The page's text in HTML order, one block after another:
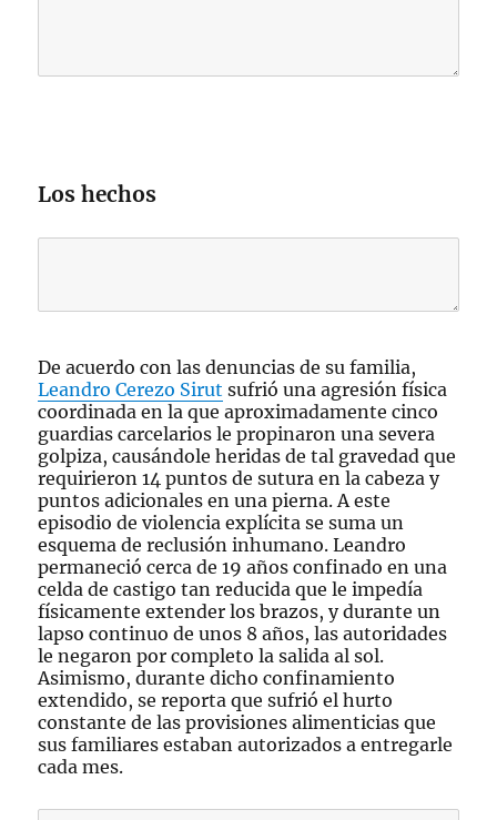
Los hechos
De acuerdo con las denuncias de su familia,
Leandro Cerezo Sirut sufrió una agresión física
coordinada en la que aproximadamente cinco
guardias carcelarios le propinaron una severa
golpiza, causándole heridas de tal gravedad que
requirieron 14 puntos de sutura en la cabeza y
puntos adicionales en una pierna. A este
episodio de violencia explícita se suma un
esquema de reclusión inhumano. Leandro
permaneció cerca de 19 años confinado en una
celda de castigo tan reducida que le impedía
físicamente extender los brazos, y durante un
lapso continuo de unos 8 años, las autoridades
le negaron por completo la salida al sol.
Asimismo, durante dicho confinamiento
extendido, se reporta que sufrió el hurto
constante de las provisiones alimenticias que
sus familiares estaban autorizados a entregarle
cada mes.